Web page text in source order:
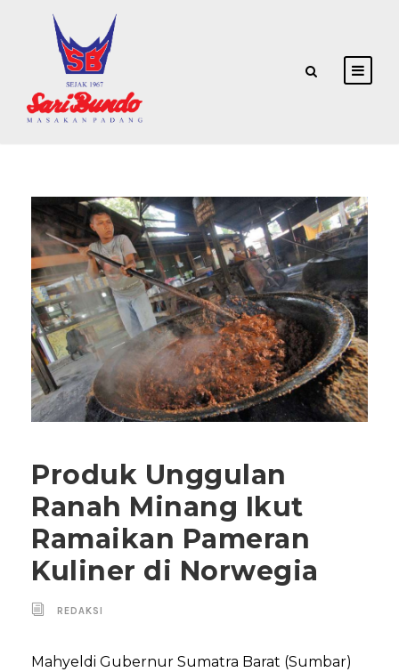
Produk Unggulan
Ranah Minang Ikut
Ramaikan Pameran
Kuliner di Norwegia
REDAKSI
Mahyeldi Gubernur Sumatra Barat (Sumbar)